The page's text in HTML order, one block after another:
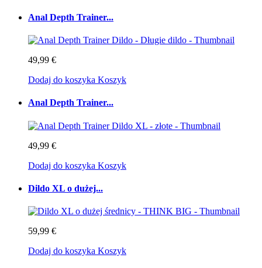
Anal Depth Trainer...
49,99 €
Dodaj do koszyka Koszyk
Anal Depth Trainer...
49,99 €
Dodaj do koszyka Koszyk
Dildo XL o dużej...
59,99 €
Dodaj do koszyka Koszyk